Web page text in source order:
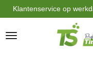
Ga
direct
naar
de
Klantenservice op